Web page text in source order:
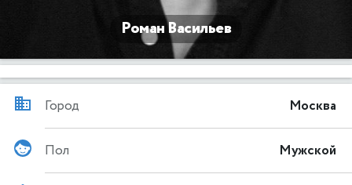
Роман Васильев
Город Москва
Пол Мужской